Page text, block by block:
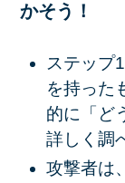
かそう！
ステップ
を持った
的に「ど
詳しく調
攻撃者は